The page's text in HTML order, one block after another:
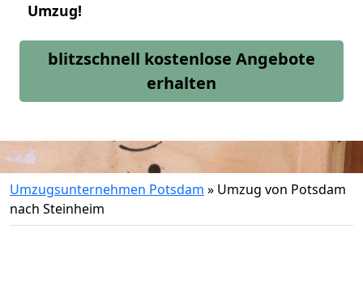
Umzug!
blitzschnell kostenlose Angebote
erhalten
Umzugsunternehmen Potsdam » Umzug von Potsdam
nach Steinheim